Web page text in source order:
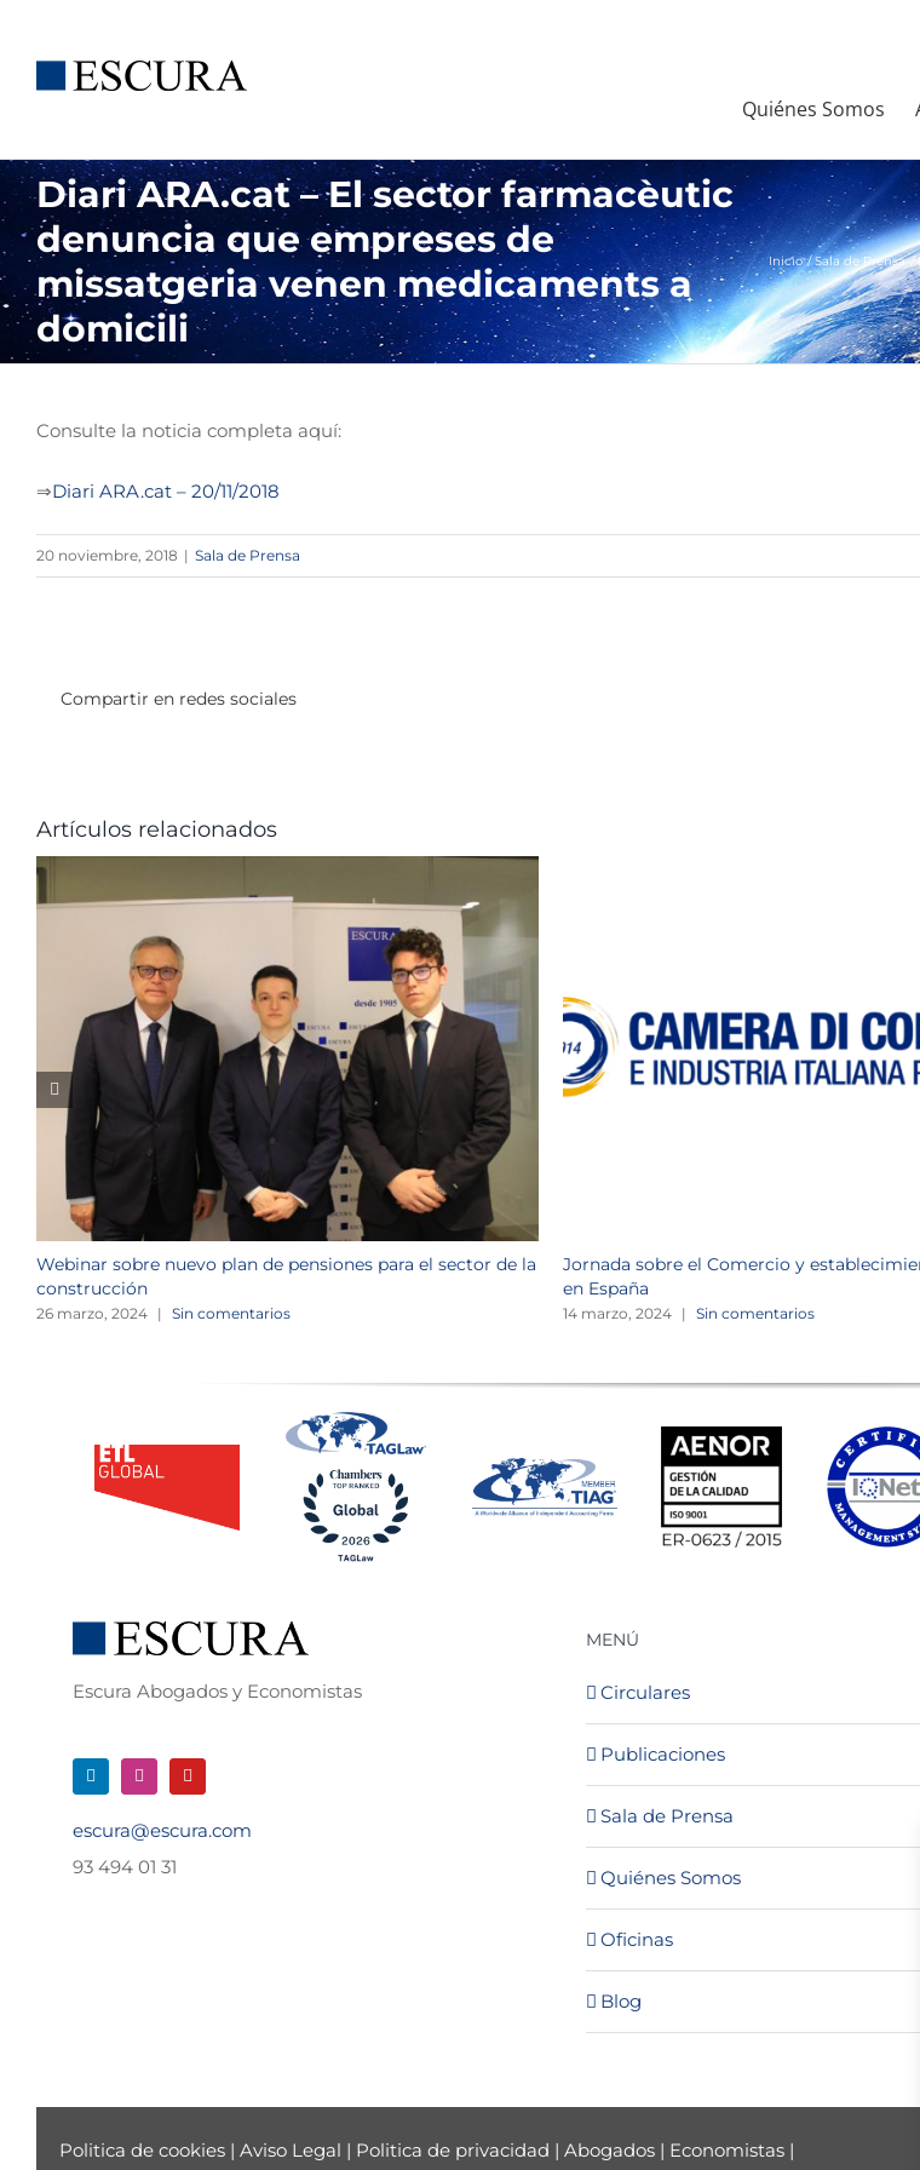
contenido
Quiénes Somos
Diari ARA.cat – El sector farmacèutic
denuncia que empreses de
missatgeria venen medicaments a
domicili
Inicio Sala de Prensa
Consulte la noticia completa aquí:
⇒Diari ARA.cat – 20/11/2018
20 noviembre, 2018 | Sala de Prensa
Compartir en redes sociales
Artículos relacionados
Webinar sobre nuevo plan de pensiones para el sector de la
construcción
26 marzo, 2024 | Sin comentarios
Jornada sobre el Comercio y
en España
14 marzo, 2024 | Sin comentarios
Escura Abogados y Economistas
escura@escura.com
93 494 01 31
MENÚ
Circulares
Publicaciones
Sala de Prensa
Quiénes Somos
Oficinas
Blog
Politica de cookies | Aviso Legal | Politica de privacidad | Abogados| Economistas|